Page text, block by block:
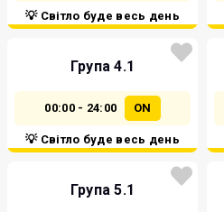
💡 Світло буде весь день
Група 4.1
00:00 - 24:00 ON
💡 Світло буде весь день
Група 5.1